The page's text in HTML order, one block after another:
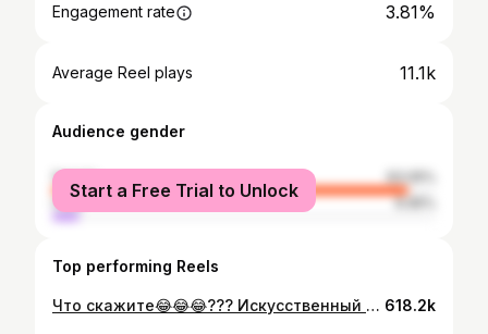
Engagement rate 3.81%
Average Reel plays 11.1k
Audience gender
female
93.05%
male
6.95%
Start a Free Trial to Unlock
Top performing Reels
Что скажите😂😂😂??? Искусственный интеллект страшная вешь😂 Вы бы видели другие варианты😂 #стилисткамчатка#стилистпк#стилиствизажист#прическимакияжкамчатка#искусственныйинтелект#ии#иикамчатка#иистилист 618.2k